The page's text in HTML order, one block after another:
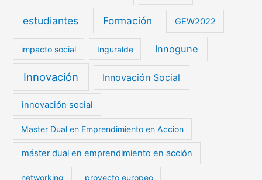
estudiantes Formación GEW2022
impacto social Inguralde Innogune
Innovación Innovación Social
innovación social
Master Dual en Emprendimiento en Accion
máster dual en emprendimiento en acción
networking proyecto europeo